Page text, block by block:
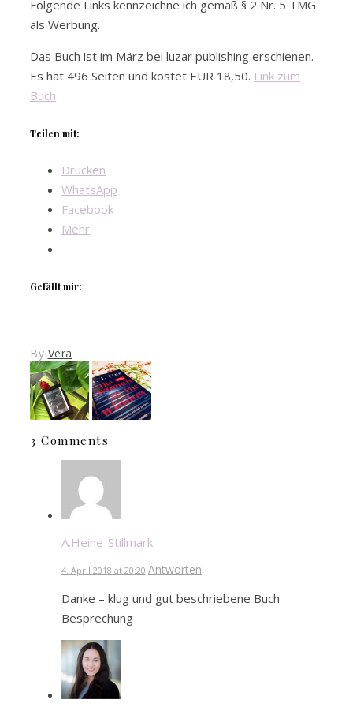
Folgende Links kennzeichne ich gemäß § 2 Nr. 5 TMG
als Werbung.
Das Buch ist im März bei luzar publishing erschienen.
Es hat 496 Seiten und kostet EUR 18,50. Link zum
Buch
Teilen mit:
Drucken
WhatsApp
Facebook
Mehr
Gefällt mir:
By Vera
3 Comments
A.Heine-Stillmark
4. April 2018 at 20:20 Antworten
Danke – klug und gut beschriebene Buch
Besprechung